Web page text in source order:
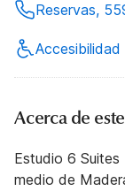
Reservas,
Acerca de
Estudio 6 Suites
medio de